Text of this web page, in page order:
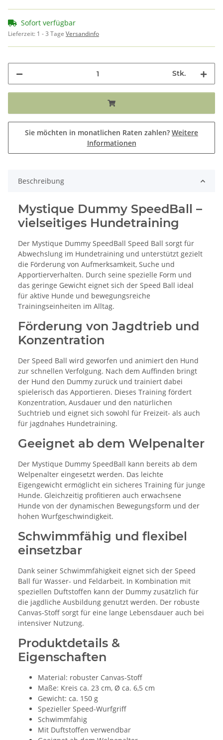
Sofort verfügbar
Lieferzeit: 1 - 3 Tage Versandinfo
Stk.
Sie möchten in monatlichen Raten zahlen? Weitere
Informationen
Beschreibung
Mystique Dummy SpeedBall –
vielseitiges Hundetraining
Der Mystique Dummy SpeedBall Speed Ball sorgt für
Abwechslung im Hundetraining und unterstützt gezielt
die Förderung von Aufmerksamkeit, Suche und
Apportierverhalten. Durch seine spezielle Form und
das geringe Gewicht eignet sich der Speed Ball ideal
für aktive Hunde und bewegungsreiche
Trainingseinheiten im Alltag.
Förderung von Jagdtrieb und
Konzentration
Der Speed Ball wird geworfen und animiert den Hund
zur schnellen Verfolgung. Nach dem Auffinden bringt
der Hund den Dummy zurück und trainiert dabei
spielerisch das Apportieren. Dieses Training fördert
Konzentration, Ausdauer und den natürlichen
Suchtrieb und eignet sich sowohl für Freizeit- als auch
für jagdnahes Hundetraining.
Geeignet ab dem Welpenalter
Der Mystique Dummy SpeedBall kann bereits ab dem
Welpenalter eingesetzt werden. Das leichte
Eigengewicht ermöglicht ein sicheres Training für junge
Hunde. Gleichzeitig profitieren auch erwachsene
Hunde von der dynamischen Bewegungsform und der
hohen Wurfgeschwindigkeit.
Schwimmfähig und flexibel
einsetzbar
Dank seiner Schwimmfähigkeit eignet sich der Speed
Ball für Wasser- und Feldarbeit. In Kombination mit
speziellen Duftstoffen kann der Dummy zusätzlich für
die jagdliche Ausbildung genutzt werden. Der robuste
Canvas-Stoff sorgt für eine lange Lebensdauer auch bei
intensiver Nutzung.
Produktdetails &
Eigenschaften
Material: robuster Canvas-Stoff
Maße: Kreis ca. 23 cm, Ø ca. 6,5 cm
Gewicht: ca. 150 g
Spezieller Speed-Wurfgriff
Schwimmfähig
Mit Duftstoffen verwendbar